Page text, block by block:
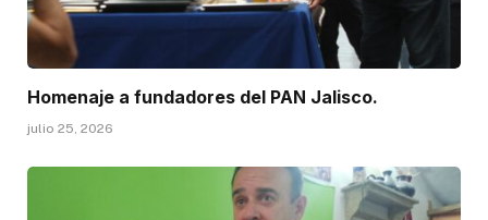
Homenaje a fundadores del PAN Jalisco.
julio 25, 2026